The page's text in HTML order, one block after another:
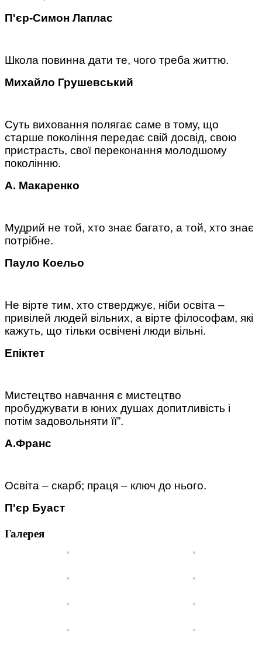
П'єр-Симон Лаплас
Школа повинна дати те, чого треба життю.
Михайло Грушевський
Суть виховання полягає саме в тому, що
старше покоління передає свій досвід, свою
пристрасть, свої переконання молодшому
поколінню.
А. Макаренко
Мудрий не той, хто знає багато, а той, хто знає
потрібне.
Пауло Коельо
Не вірте тим, хто стверджує, ніби освіта –
привілей людей вільних, а вірте філософам, які
кажуть, що тільки освічені люди вільні.
Епіктет
Мистецтво навчання є мистецтво
пробуджувати в юних душах допитливість і
потім задовольняти її”.
А.Франс
Освіта – скарб; праця – ключ до нього.
П'єр Буаст
Галерея